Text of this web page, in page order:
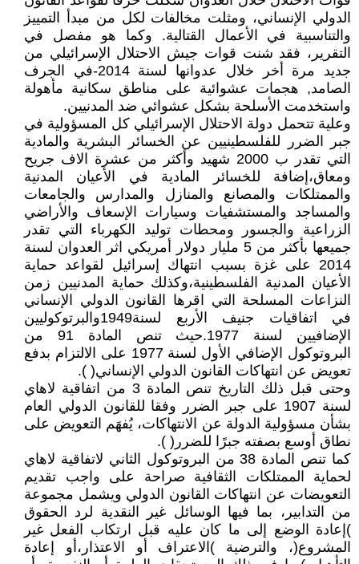
الدولي الإنساني، ومثلت مخالفات لكل من مبدأ التمييز
والتناسبية في الأعمال القتالية. وكما هو مفصل في
التقرير، فقد شنت قوات جيش الاحتلال الإسرائيلي من
جديد مرة أخر خلال عدوانها لسنة 2014-في الجرف
الصامد, هجمات عشوائية على مناطق سكانية مأهولة
واستخدمت الأسلحة بشكل عشوائي ضد المدنيين.
وعلية تتحمل دولة الاحتلال الإسرائيلي كل المسؤولية في
جبر الضرر للفلسطينيين عن الخسائر البشرية والمادية
التي تقدر ب 2000 شهيد وأكثر من عشرة الاف جريح
ومعاق،إضافة للخسائر المادية في الأعيان المدنية
والممتلكات والمصانع والمنازل والمدارس والجامعات
والمساجد والمستشفيات وسيارات الإسعاف والأراضي
الزراعية والجسور ومحطات توليد الكهرباء التي تقدر
جميعها بأكثر من 5 مليار دولار أمريكي اثر العدوان لسنة
2014 على غزة بسبب انتهاك إسرائيل لقواعد حماية
الأعيان المدنية الفلسطينية،وكذلك حماية المدنيين زمن
النزاعات المسلحة التي اقرها القانون الدولي الإنساني
في اتفاقيات جنيف الأربع لسنة1949والبرتوكوليين
الإضافيين لسنة 1977.حيث تنص المادة 91 من
البروتوكول الإضافي الأول لسنة 1977 على الالتزام بدفع
تعويض عن انتهاكات القانون الدولي الإنساني( ).
وحتى قبل ذلك التاريخ تنص المادة 3 من اتفاقية لاهاي
لسنة 1907 على جبر الضرر وفقا للقانون الدولي العام
بشأن مسؤولية الدولة عن الانتهاكات، يُفهَم التعويض على
نطاق أوسع بصفته جبرًا للضرر( ).
كما تنص المادة 38 من البروتوكول الثاني لاتفاقية لاهاي
لحماية الممتلكات الثقافية صراحة على واجب تقديم
التعويضات عن انتهاكات القانون الدولي ويشمل مجموعة
من التدابير، بما فيها الوسائل غير النقدية لرد الحقوق
)إعادة الوضع إلى ما كان عليه قبل ارتكاب الفعل غير
المشروع(، والترضية )الاعتراف أو الاعتذار،أو إعادة